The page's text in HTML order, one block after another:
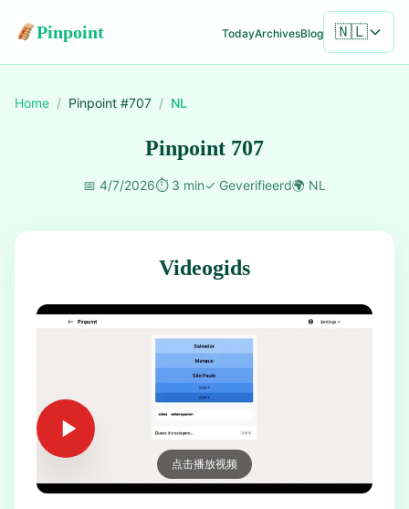
Pinpoint TodayArchivesBlog 🇳🇱
Home / Pinpoint #707 / NL
Pinpoint 707
📅 4/7/2026⏱️ 3 min✓ Geverifieerd🌍 NL
Videogids
点击播放视频